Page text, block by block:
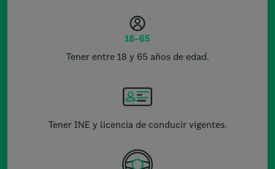
Tener entre 18 y 65 años de edad.
Tener INE y licencia de conducir vigentes.